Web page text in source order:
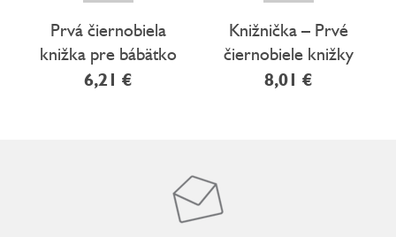
Prvá čiernobiela
knižka pre bábätko
Zvieratá
6,21 €
Knižnička – Prvé
čiernobiele knižky
pre bábätko
8,01 €